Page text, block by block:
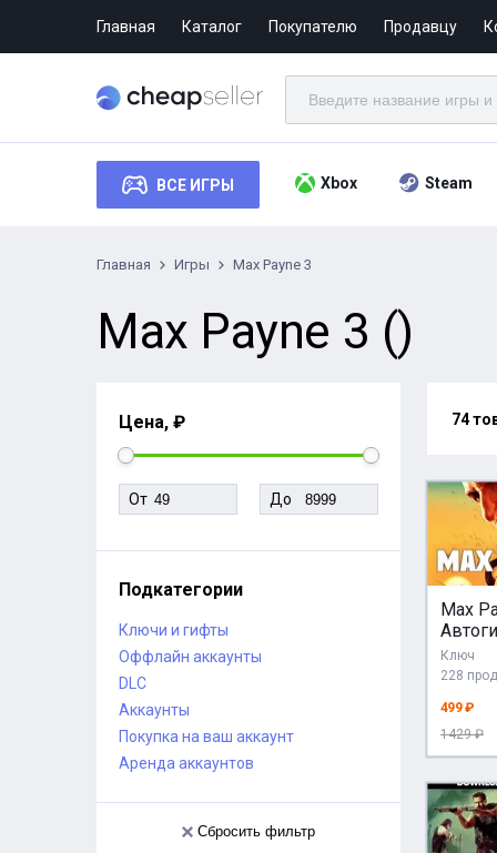
Главная Каталог Покупателю Продавцу
ВСЕ ИГРЫ Xbox Steam
Главная Игры Max Payne 3
Max Payne 3 ()
Цена, ₽
От До
Подкатегории
Ключи и гифты
Оффлайн аккаунты
DLC
Аккаунты
Покупка на ваш аккаунт
Аренда аккаунтов
Сбросить фильтр
74
Max
Ключ
228
499 ₽
1429 ₽